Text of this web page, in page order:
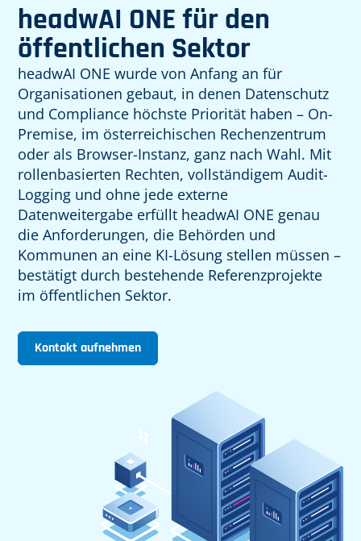
headwAI ONE für den
öffentlichen Sektor
headwAI ONE wurde von Anfang an für
Organisationen gebaut, in denen Datenschutz
und Compliance höchste Priorität haben – On-
Premise, im österreichischen Rechenzentrum
oder als Browser-Instanz, ganz nach Wahl. Mit
rollenbasierten Rechten, vollständigem Audit-
Logging und ohne jede externe
Datenweitergabe erfüllt headwAI ONE genau
die Anforderungen, die Behörden und
Kommunen an eine KI-Lösung stellen müssen –
bestätigt durch bestehende Referenzprojekte
im öffentlichen Sektor.
Kontakt aufnehmen